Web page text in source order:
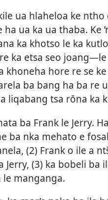
ua hlaheloa ke
ua ka ua thaba. Ke
ka khotso le ka
ka etsa seo
khoneha hore re se
ba bang ha ba re
liqabang tsa rōna ka
ba Frank le Jerry.
ba nka mehato e
(2) Frank o ile a
Jerry, (3) ka bobeli ba
manganga.